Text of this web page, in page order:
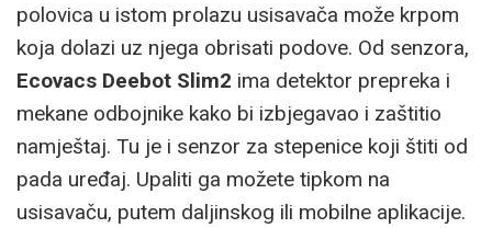
polovica u istom prolazu usisavača može krpom
koja dolazi uz njega obrisati podove. Od senzora,
Ecovacs Deebot Slim2 ima detektor prepreka i
mekane odbojnike kako bi izbjegavao i zaštitio
namještaj. Tu je i senzor za stepenice koji štiti od
pada uređaj. Upaliti ga možete tipkom na
usisavaču, putem daljinskog ili mobilne aplikacije.